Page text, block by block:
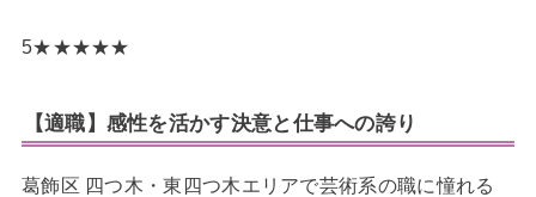
5★★★★★
【適職】感性を活かす決意と仕事への誇り
葛飾区 四つ木・東四つ木エリアで芸術系の職に憧れる